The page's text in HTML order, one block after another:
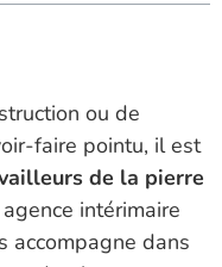
ou de
faire pointu, il est
de la pierre
intérimaire
accompagne dans